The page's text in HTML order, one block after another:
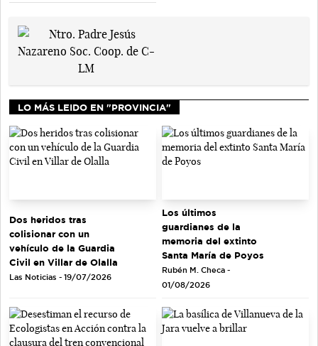
LO MÁS LEIDO EN "PROVINCIA"
Dos heridos tras
colisionar con un
vehículo de la Guardia
Civil en Villar de Olalla
Las Noticias - 19/07/2026
Los últimos
guardianes de la
memoria del extinto
Santa María de Poyos
Rubén M. Checa -
01/08/2026